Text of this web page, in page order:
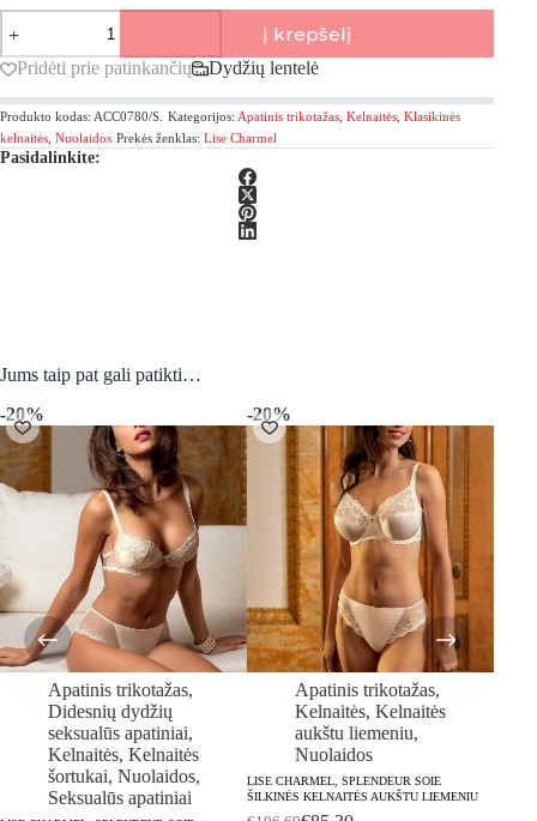
produkto
kiekis:
Lise
Charmel,
Splendeur
Soie
šilkinės
klasikinės
Į krepšelį
Pridėti prie patinkančių Dydžių lentelė
Produkto kodas: ACC0780/S. Kategorijos: Apatinis trikotažas Kelnaitės Klasikinės
kelnaitės Nuolaidos Prekės ženklas: Lise Charmel
Pasidalinkite:
Jums taip pat gali patikti…
-20%
Apatinis trikotažas,
Didesnių dydžių
seksualūs apatiniai,
Kelnaitės, Kelnaitės
šortukai, Nuolaidos,
Seksualūs apatiniai
-20%
Apatinis trikotažas,
Kelnaitės,Kelnaitės
aukštu liemeniu,
Nuolaidos
LISE CHARMEL, SPLENDEUR SOIE
ŠILKINĖS KELNAITĖS AUKŠTU LIEMENIU